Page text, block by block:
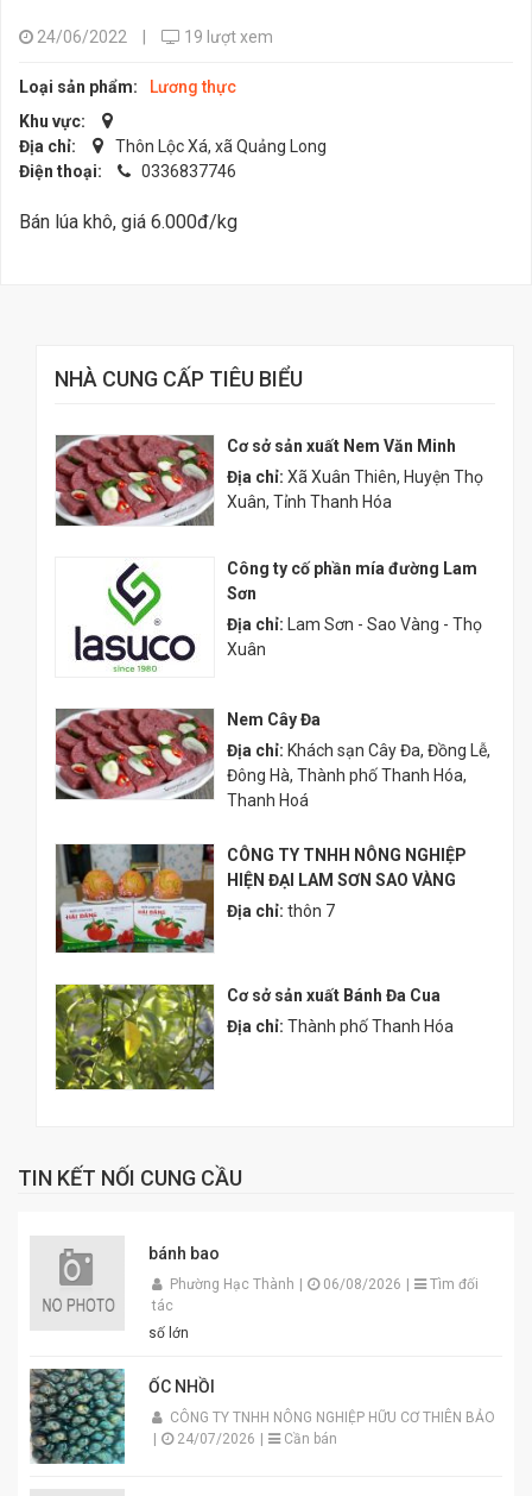
24/06/2022 19 lượt xem
Loại sản phẩm:
Lương thực
Khu vực:
Địa chỉ:
Thôn Lộc Xá, xã Quảng Long
Điện thoại:
0336837746
Bán lúa khô, giá 6.000đ/kg
NHÀ CUNG CẤP TIÊU BIỂU
Cơ sở sản xuất Nem Văn Minh
Địa chỉ: Xã Xuân Thiên, Huyện Thọ
Xuân, Tỉnh Thanh Hóa
Công ty cố phần mía đường Lam
Sơn
Địa chỉ:
Lam Sơn - Sao Vàng - Thọ
Xuân
Nem Cây Đa
Địa chỉ: Khách sạn Cây Đa, Đồng Lễ,
Đông Hà, Thành phố Thanh Hóa,
Thanh Hoá
CÔNG TY TNHH NÔNG NGHIỆP
HIỆN ĐẠI LAM SƠN SAO VÀNG
Địa chỉ: thôn 7
Cơ sở sản xuất Bánh Đa Cua
Địa chỉ: Thành phố Thanh Hóa
TIN KẾT NỐI CUNG CẦU
bánh bao
Phường Hạc Thành 06/08/2026
Tìm đối
tác
số lớn
ỐC NHỒI
CÔNG TY TNHH NÔNG NGHIỆP HỮU CƠ THIÊN BẢO
24/07/2026 Cần bán